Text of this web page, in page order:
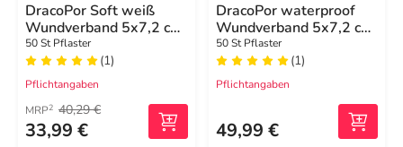
DracoPor Soft weiß
Wundverband 5x7,2 cm
steril
50 St Pflaster
(1)
Pflichtangaben
MRP2 40,29 €
33,99 €
DracoPor waterproof
Wundverband 5x7,2 cm
steril
50 St Pflaster
(1)
Pflichtangaben
49,99 €